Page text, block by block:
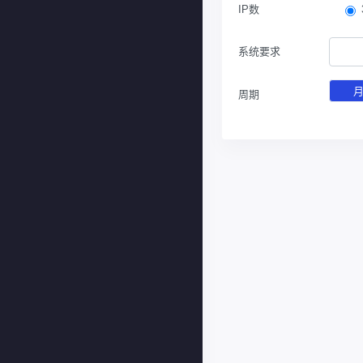
IP数
系统要求
周期 月